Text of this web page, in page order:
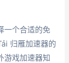
一个合适的免
归雁加速器的
游戏加速器知